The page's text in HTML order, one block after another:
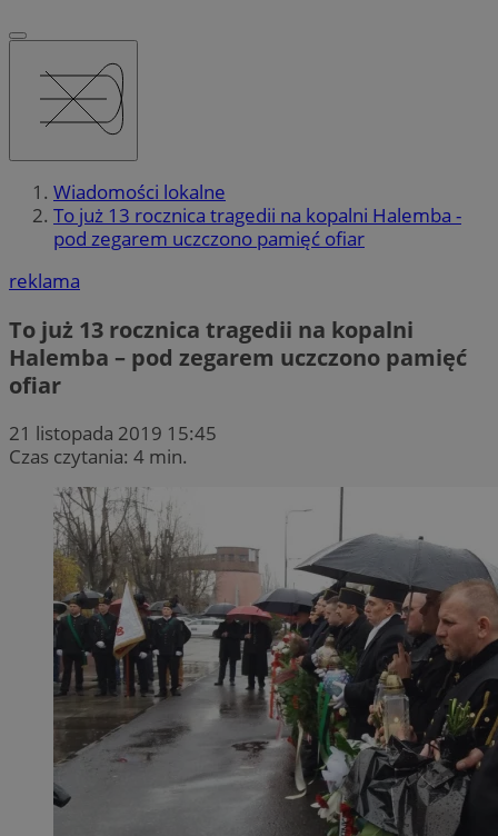
Wiadomości lokalne
To już 13 rocznica tragedii na kopalni Halemba -
pod zegarem uczczono pamięć ofiar
reklama
To już 13 rocznica tragedii na kopalni
Halemba – pod zegarem uczczono pamięć
ofiar
21 listopada 2019 15:45
Czas czytania: 4 min.